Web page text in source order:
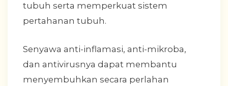
tubuh serta memperkuat sistem
pertahanan tubuh.
Senyawa anti-inflamasi, anti-mikroba,
dan antivirusnya dapat membantu
menyembuhkan secara perlahan